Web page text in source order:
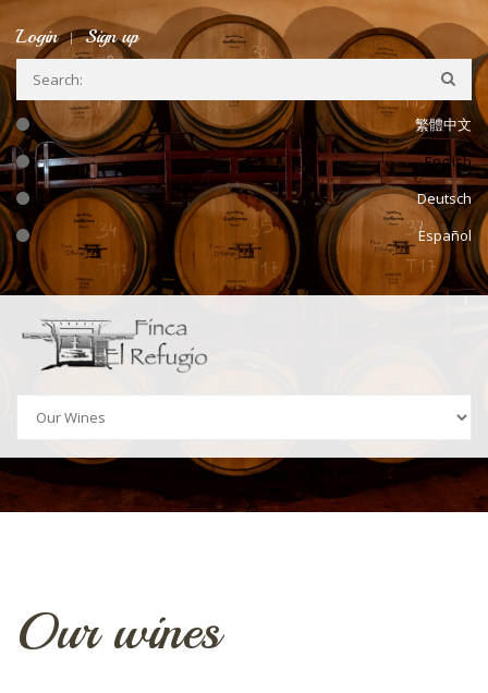
Skip to navigation
Skip to main content
Login Sign up
繁體中文
English
Deutsch
Español
Our wines